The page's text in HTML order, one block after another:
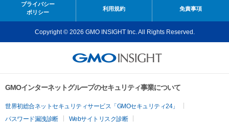
プライバシー
ポリシー
利用規約 免責事項
Copyright © 2026 GMO INSIGHT Inc. All Rights Reserved.
GMOインターネットグループのセキュリティ事業について
世界初総合ネットセキュリティサービス「GMOセキュリティ24」
パスワード漏洩診断
Webサイトリスク診断